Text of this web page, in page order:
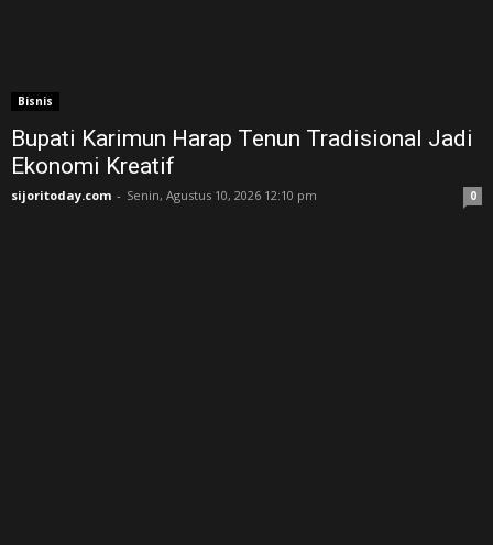
Bisnis
Bupati Karimun Harap Tenun Tradisional Jadi
Ekonomi Kreatif
sijoritoday.com - Senin, Agustus 10, 2026 12:10 pm 0